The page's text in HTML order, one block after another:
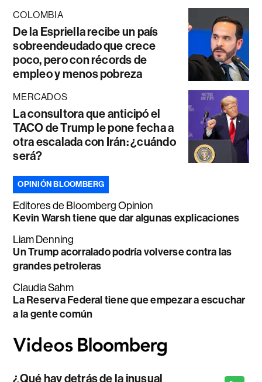
COLOMBIA
De la Espriella recibe un país
sobreendeudado que crece
poco, pero con récords de
empleo y menos pobreza
MERCADOS
La consultora que anticipó el
TACO de Trump le pone fecha a
otra escalada con Irán: ¿cuándo
será?
OPINIÓN BLOOMBERG
Editores de Bloomberg Opinion
Kevin Warsh tiene que dar algunas explicaciones
Liam Denning
Un Trump acorralado podría volverse contra las
grandes petroleras
Claudia Sahm
La Reserva Federal tiene que empezar a escuchar
a la gente común
¿Qué hay detrás de la inusual